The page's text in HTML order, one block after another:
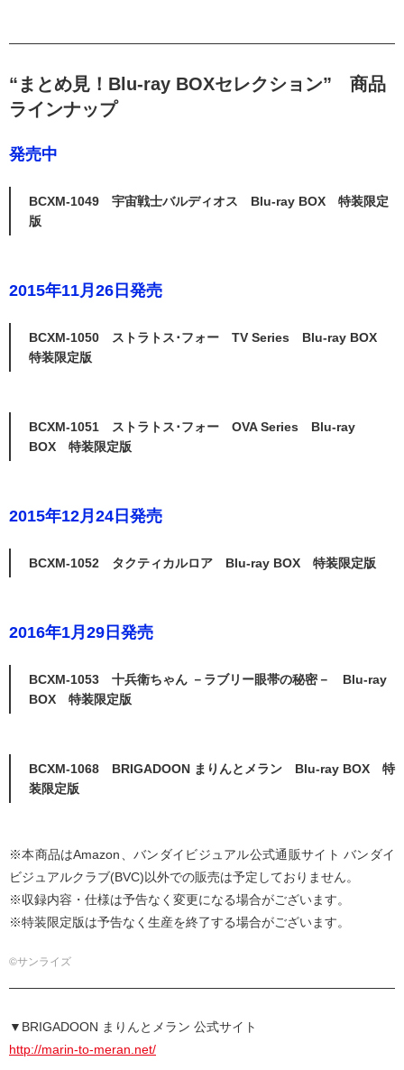
“まとめ見！Blu-ray BOXセレクション” 商品
ラインナップ
発売中
BCXM-1049 宇宙戦士バルディオス Blu-ray BOX 特装限定
版
2015年11月26日発売
BCXM-1050 ストラトス･フォー TV Series Blu-ray BOX
特装限定版
BCXM-1051 ストラトス･フォー OVA Series Blu-ray
BOX 特装限定版
2015年12月24日発売
BCXM-1052 タクティカルロア Blu-ray BOX 特装限定版
2016年1月29日発売
BCXM-1053 十兵衛ちゃん －ラブリー眼帯の秘密－ Blu-ray
BOX 特装限定版
BCXM-1068 BRIGADOON まりんとメラン Blu-ray BOX 特
装限定版
※本商品はAmazon、バンダイビジュアル公式通販サイト バンダイ
ビジュアルクラブ(BVC)以外での販売は予定しておりません。
※収録内容・仕様は予告なく変更になる場合がございます。
※特装限定版は予告なく生産を終了する場合がございます。
©サンライズ
▼BRIGADOON まりんとメラン 公式サイト
http://marin-to-meran.net/